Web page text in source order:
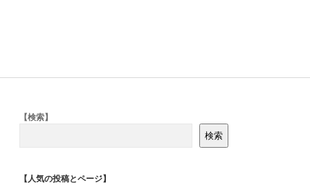
Sidebar
【検索】
検索
【人気の投稿とページ】